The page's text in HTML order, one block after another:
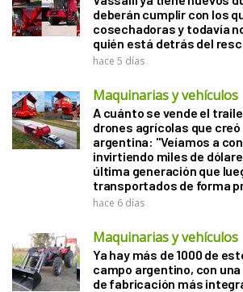
deberán cumplir con los
cosechadoras y todavía
quién está detrás del
hace 5 días
Maquinarias y vehículos
A cuánto se vende el
drones agrícolas que
argentina: "Veíamos a
invirtiendo miles de
última generación que
transportados de forma
hace 6 días
Maquinarias y vehículos
Ya hay más de 1000 de
campo argentino, con
de fabricación más